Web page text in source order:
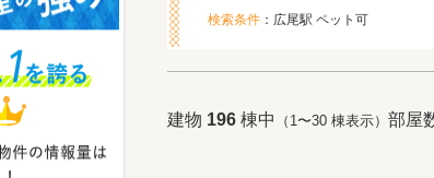
検索条件 ：広尾駅 ペット可
建物 196 棟中 （1〜30 棟表示） 部屋